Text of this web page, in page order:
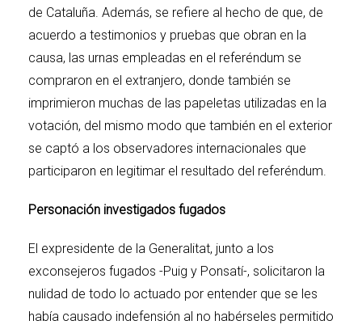
de Cataluña. Además, se refiere al hecho de que, de
acuerdo a testimonios y pruebas que obran en la
causa, las urnas empleadas en el referéndum se
compraron en el extranjero, donde también se
imprimieron muchas de las papeletas utilizadas en la
votación, del mismo modo que también en el exterior
se captó a los observadores internacionales que
participaron en legitimar el resultado del referéndum.
Personación investigados fugados
El expresidente de la Generalitat, junto a los
exconsejeros fugados -Puig y Ponsatí-, solicitaron la
nulidad de todo lo actuado por entender que se les
había causado indefensión al no habérseles permitido